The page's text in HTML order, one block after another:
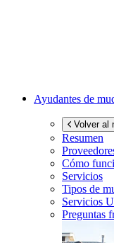
Ayudantes de
Volver al
Resumen
Cómo
Servicios
Tipos de
Servicios
Preguntas